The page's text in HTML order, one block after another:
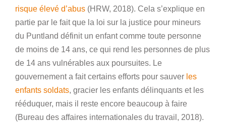
risque élevé d’abus (HRW, 2018). Cela s’explique en
partie par le fait que la loi sur la justice pour mineurs
du Puntland définit un enfant comme toute personne
de moins de 14 ans, ce qui rend les personnes de plus
de 14 ans vulnérables aux poursuites. Le
gouvernement a fait certains efforts pour sauver les
enfants soldats, gracier les enfants délinquants et les
rééduquer, mais il reste encore beaucoup à faire
(Bureau des affaires internationales du travail, 2018).